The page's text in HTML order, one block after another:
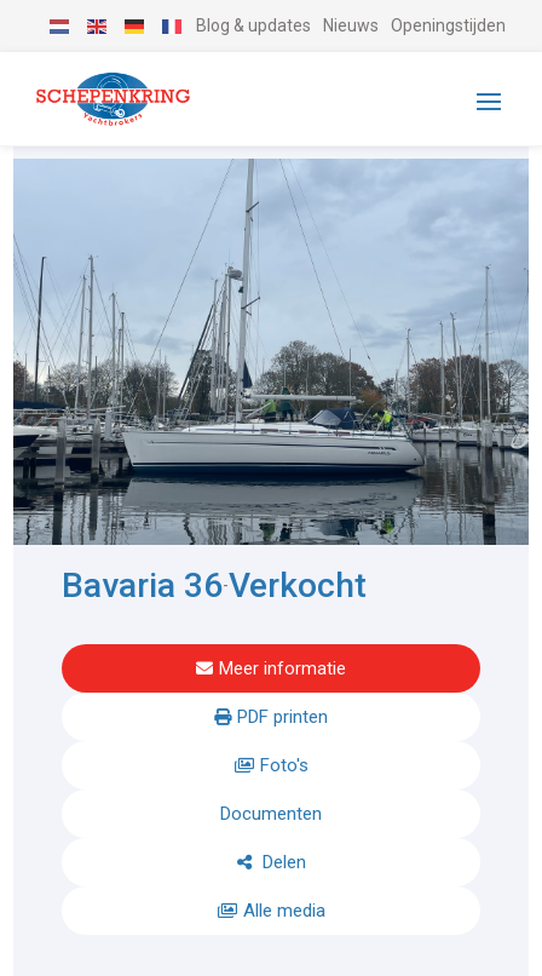
Blog & updates Nieuws Openingstijden
Bavaria 36-Verkocht
Meer informatie
PDF printen
Foto's
Documenten
Delen
Alle media